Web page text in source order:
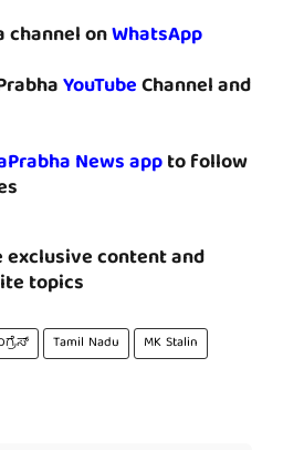
channel onWhatsApp
YouTubeChannel and
News appto follow
exclusive content and
topics
Tamil Nadu
MK Stalin